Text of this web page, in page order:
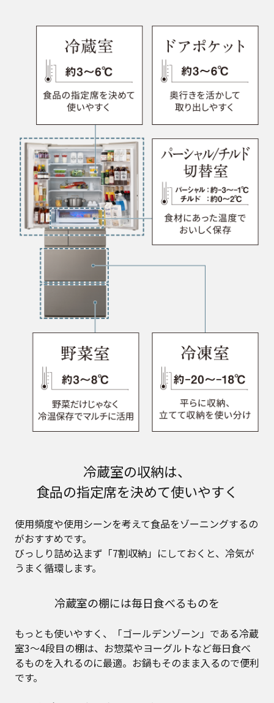
冷蔵室の収納は、
食品の指定席を決めて使いやすく
使用頻度や使用シーンを考えて食品をゾーニングするの
がおすすめです。
びっしり詰め込まず「7割収納」にしておくと、冷気が
うまく循環します。
冷蔵室の棚には毎日食べるものを
もっとも使いやすく、「ゴールデンゾーン」である冷蔵
室3～4段目の棚は、お惣菜やヨーグルトなど毎日食べ
るものを入れるのに最適。お鍋もそのまま入るので便利
です。